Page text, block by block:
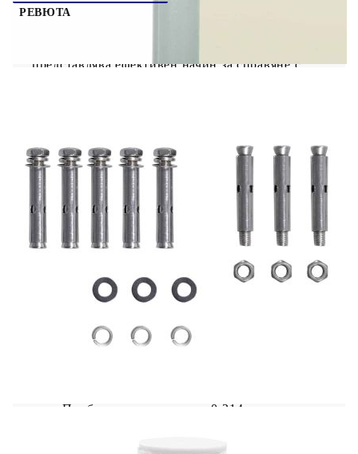
РЕВЮТА
представлява ефективен начин за справяне с
автоматично прибиране, като ширината ѝ може
да се регулира до 300 см. Външната повърхност
е изработена от полиестер, устойчив на
ултравиолетови лъчи, износване и влага.
Доставката включва също и монтажни
аксесоари.
Цвят: Зеленисто сиво, кремаво
Материал: Стоманена рамка, 100%
полиестерен текстил с PU покритие
Размери: 314 х 117 см (Ш x В)
Прибираща се дължина: 0-314 см